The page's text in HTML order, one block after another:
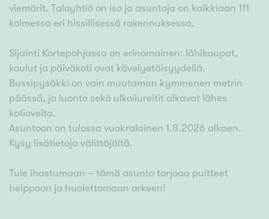
viemärit. Taloyhtiö on iso ja asuntoja on kaikkiaan 111
kolmessa eri hissillisessä rakennuksessa.
Sijainti Kortepohjassa on erinomainen: lähikaupat,
koulut ja päiväkoti ovat kävelyetäisyydellä.
Bussipysäkki on vain muutaman kymmenen metrin
päässä, ja luonto sekä ulkoilureitit alkavat lähes
kotiovelta.
Asuntoon on tulossa vuokralainen 1.8.2026 alkaen.
Kysy lisätietoja välittäjältä.
Tule ihastumaan – tämä asunto tarjoaa puitteet
helppoon ja huolettomaan arkeen!